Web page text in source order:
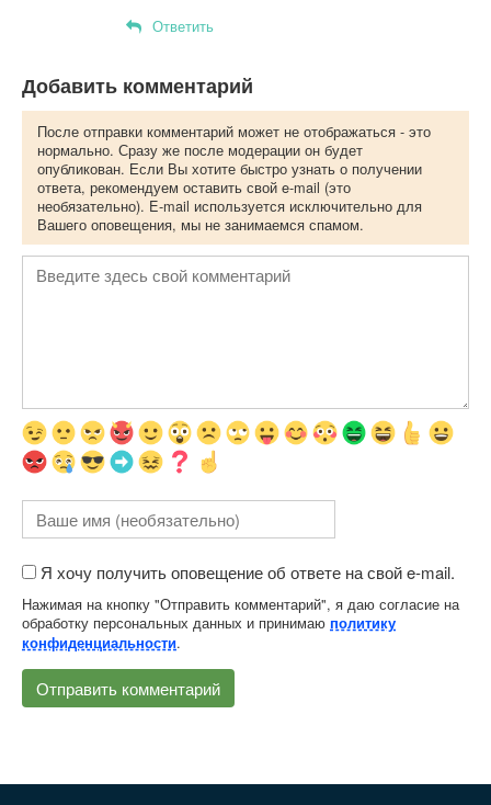
Ответить
Добавить комментарий
После отправки комментарий может не отображаться - это
нормально. Сразу же после модерации он будет
опубликован. Если Вы хотите быстро узнать о получении
ответа, рекомендуем оставить свой e-mail (это
необязательно). E-mail используется исключительно для
Вашего оповещения, мы не занимаемся спамом.
Я хочу получить оповещение об ответе на свой e-mail.
Нажимая на кнопку "Отправить комментарий", я даю согласие на
обработку персональных данных и принимаю политику
конфиденциальности.